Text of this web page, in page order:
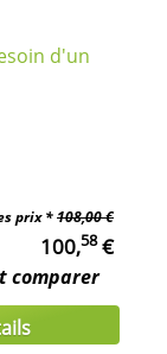
d'un
prix *108,00 €
100,58€
comparer